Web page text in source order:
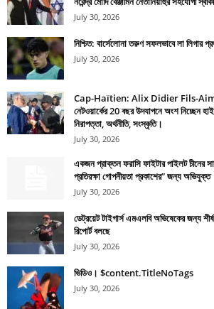
July 30, 2026
নিশ্চিত: বার্সেলোনা তরুণ সফলভাবে লা লিগার
July 30, 2026
Cap-Haïtien: Alix Didier Fils-Aimé
নেটওয়ার্কের 20 বছর উদযাপনে অংশ নিচ্ছেন
নিরাপত্তা, অর্থনীতি, সংস্কৃতি।
July 30, 2026
একজন প্রাক্তন ফরাসি ফাইটার পাইলট চীনের
প্রতিরক্ষা গোপনীয়তা প্রকাশের” জন্য অভিযুক্ত
July 30, 2026
ডেট্রয়েট টাইগার্স এমএলবি অভিষেকের জন্য
রিপোর্ট বলছে
July 30, 2026
ভিডিও। $content.TitleNoTags
July 30, 2026